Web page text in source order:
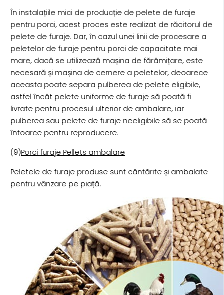
În instalațiile mici de producție de pelete de furaje
pentru porci, acest proces este realizat de răcitorul de
pelete de furaje. Dar, în cazul unei linii de procesare a
peletelor de furaje pentru porci de capacitate mai
mare, dacă se utilizează mașina de fărâmițare, este
necesară și mașina de cernere a peletelor, deoarece
aceasta poate separa pulberea de pelete eligibile,
astfel încât pelete uniforme de furaje să poată fi
livrate pentru procesul ulterior de ambalare, iar
pulberea sau pelete de furaje neeligibile să se poată
întoarce pentru reproducere.
(9)Porci furaje Pellets ambalare
Peletele de furaje produse sunt cântărite și ambalate
pentru vânzare pe piață.